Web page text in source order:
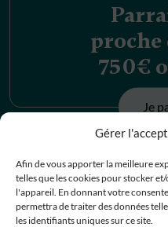
Gérer
Afin de vous apporter la meilleure
telles que les cookies pour stocker
l'appareil. En donnant votre
permettra de traiter des données
les identifiants uniques sur ce site.
proche
750€
Je
offres